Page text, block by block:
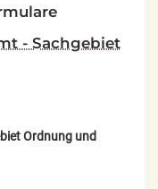
- Sachgebiet
Ordnung und